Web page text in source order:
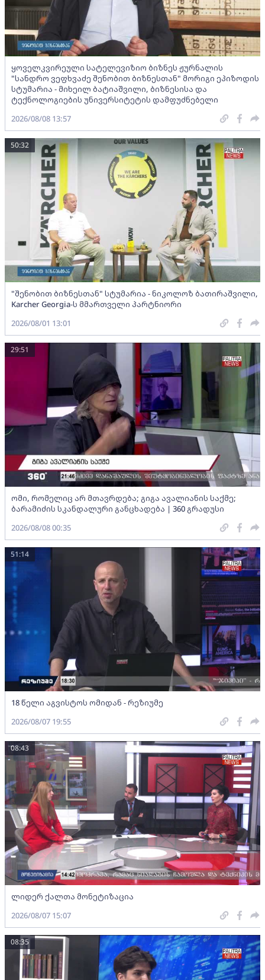
ყოველკვირეული სატელევიზიო ბიზნეს ჟურნალის
"სანდრო ვეფხვაძე შენობით ბიზნესთან" მორიგი ეპიზოდის
სტუმარია - მიხეილ ბატიაშვილი, ბიზნესისა და
ტექნოლოგიების უნივერსიტეტის დამფუძნებელი
2026/08/08 13:57
"შენობით ბიზნესთან" სტუმარია - ნიკოლოზ ბათირაშვილი,
Karcher Georgia-ს მმართველი პარტნიორი
50:32
2026/08/01 13:01
ომი, რომელიც არ მთავრდება; გიგა ავალიანის საქმე;
ბარამიძის სკანდალური განცხადება | 360 გრადუსი
29:51
2026/08/08 00:35
18 წელი აგვისტოს ომიდან - რეზიუმე
51:14
2026/08/07 19:55
ლიდერ ქალთა მონეტიზაცია
08:43
2026/08/07 15:07
08:35